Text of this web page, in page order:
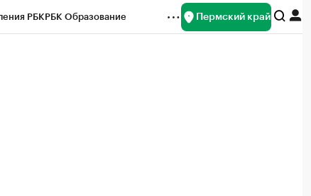
РБКРБК Образование Пермский край